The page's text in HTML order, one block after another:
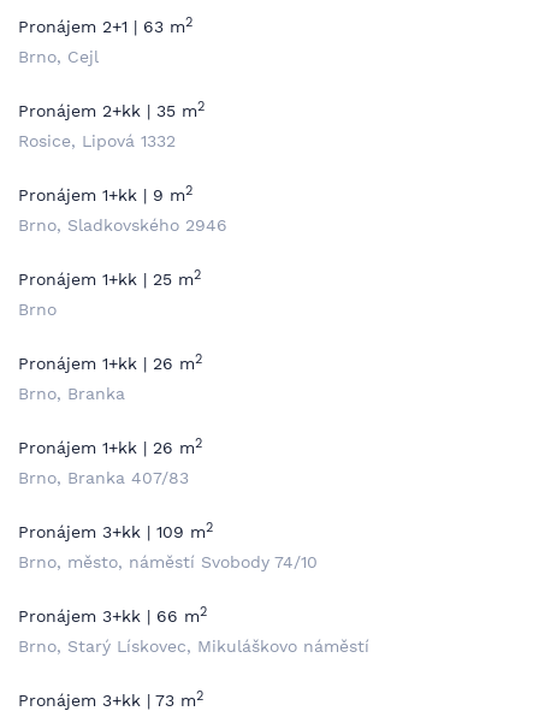
Pronájem 2+1 | 63 m2
Brno, Cejl
Pronájem 2+kk | 35 m2
Rosice, Lipová 1332
Pronájem 1+kk | 9 m2
Brno, Sladkovského 2946
Pronájem 1+kk | 25 m2
Brno
Pronájem 1+kk | 26 m2
Brno, Branka
Pronájem 1+kk | 26 m2
Brno, Branka 407/83
Pronájem 3+kk | 109 m2
Brno, město, náměstí Svobody 74/10
Pronájem 3+kk | 66 m2
Brno, Starý Lískovec, Mikuláškovo náměstí
Pronájem 3+kk | 73 m2